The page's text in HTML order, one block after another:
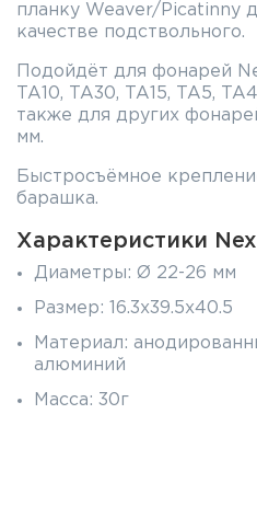
планку Weaver/Picatinny
качестве подствольного.
Подойдёт для фонарей
TA10, TA30, TA15, TA5,
также для других
мм.
Быстросъёмное
барашка.
Характеристики
Диаметры: Ø 22-26 мм
Размер: 16.3x39.5x40.5
Материал:
алюминий
Масса: 30г